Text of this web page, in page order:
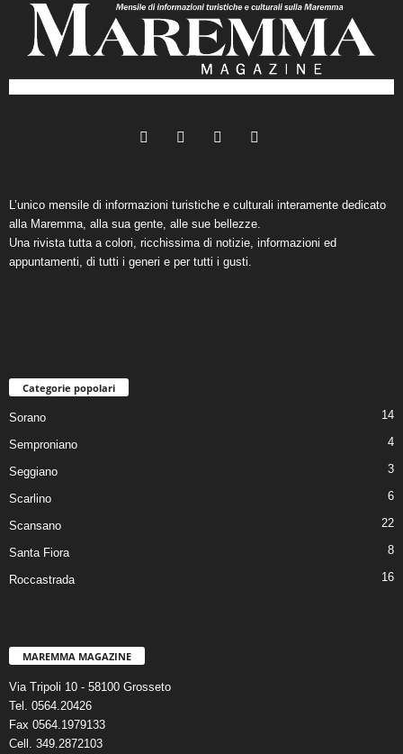
L’unico mensile di informazioni turistiche e culturali interamente dedicato
alla Maremma, alla sua gente, alle sue bellezze.
Una rivista tutta a colori, ricchissima di notizie, informazioni ed
appuntamenti, di tutti i generi e per tutti i gusti.
Categorie popolari
Sorano 14
Semproniano 4
Seggiano 3
Scarlino 6
Scansano 22
Santa Fiora 8
Roccastrada 16
MAREMMA MAGAZINE
Via Tripoli 10 - 58100 Grosseto
Tel. 0564.20426
Fax 0564.1979133
Cell. 349.2872103